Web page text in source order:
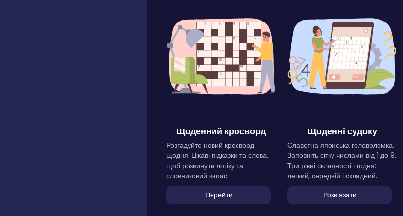
Щоденний кросворд
Розгадуйте новий кросворд
щодня. Цікаві підказки та слова,
щоб розвинути логіку та
словниковий запас.
Перейти
Щоденні судоку
Славетна японська головоломка.
Заповніть сітку числами від 1 до 9.
Три рівні складності щодня:
легкий, середній і складний.
Розвʼязати